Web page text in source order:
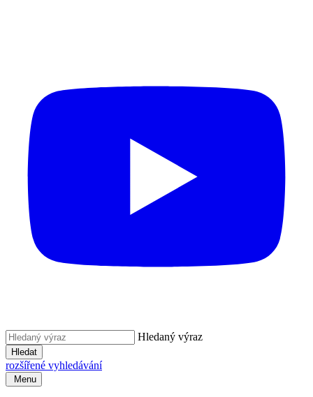
Hledaný výraz
Hledat
rozšířené vyhledávání
Menu